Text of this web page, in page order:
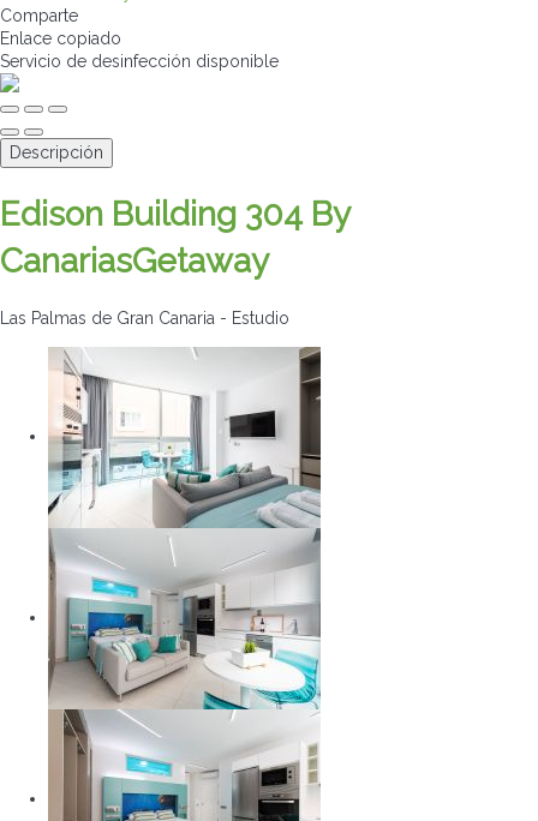
Comparte
Enlace copiado
Servicio de desinfección disponible
Descripción
Edison Building 304 By
CanariasGetaway
Las Palmas de Gran Canaria - Estudio